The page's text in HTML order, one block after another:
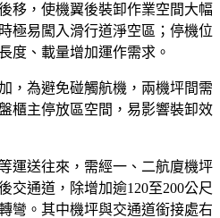
移，使機翼後裝卸作業空間大幅
極易闖入滑行道淨空區；停機位
度、載量增加運作需求。
，為避免碰觸航機，兩機坪間需
櫃主停放區空間，易影響裝卸效
運送往來，需經一、二航廈機坪
交通道，除增加逾120至200公尺
彎。其中機坪與交通道銜接處右